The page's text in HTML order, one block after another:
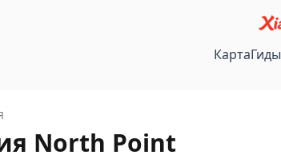
КартаГиды
North Point